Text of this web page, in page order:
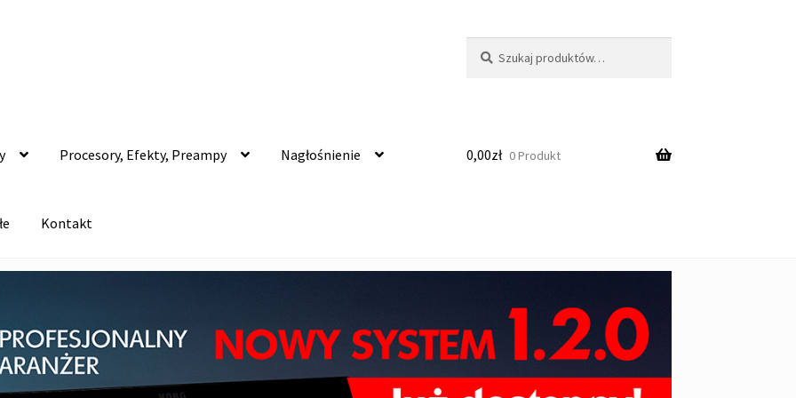
Procesory, Efekty, Preampy Nagłośnienie
Kontakt
0,00zł 0 Produkt